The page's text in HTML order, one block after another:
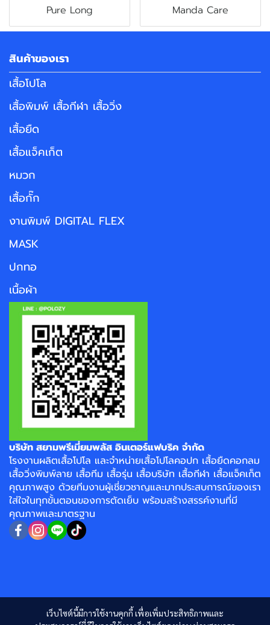
Pure Long Manda Care
เว็บไซต์นี้มีการใช้งานคุกกี้ เพื่อเพิ่มประสิทธิภาพและ
สินค้าของเรา
เสื้อโปโล
เสื้อพิมพ์ เสื้อกีฬา เสื้อวิ่ง
เสื้อยืด
เสื้อแจ็คเก็ต
หมวก
เสื้อกั๊ก
งานพิมพ์ DIGITAL FLEX
MASK
ปกทอ
เนื้อผ้า
บริษัท สยามพรีเมี่ยมพลัส อินเตอร์แฟบริค จำกัด
โรงงานผลิตเสื้อโปโล และจำหน่ายเสื้อโปโลคอปก เสื้อยืดคอกลม
เสื้อวิ่งพิมพ์ลาย เสื้อทีม เสื้อรุ่น เสื้อบริษัท เสื้อกีฬา เสื้อแจ็คเก็ต
คุณภาพสูง ด้วยทีมงานผู้เชี่ยวชาญและมากประสบการณ์ของเรา
ใส่ใจในทุกขั้นตอนของการตัดเย็บ พร้อมสร้างสรรค์งานที่มี
คุณภาพและมาตรฐาน